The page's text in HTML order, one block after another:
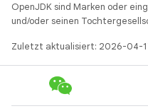
OpenJDK sind Marken oder
und/oder seinen
Zuletzt aktualisiert: 2026-04-